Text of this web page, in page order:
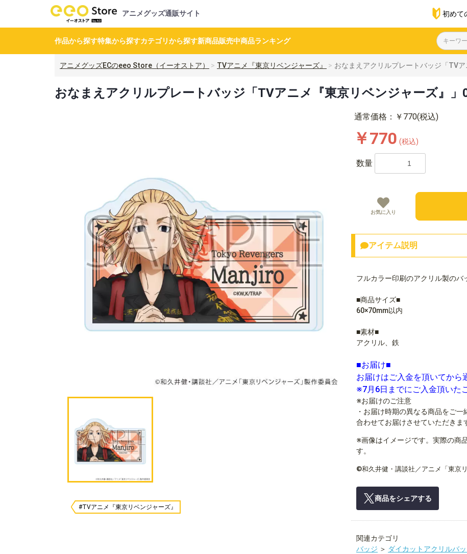
アニメグッズ通販サイト 初めて
作品から探す特集から探すカテゴリから探す新商品販売中商品ランキング
アニメグッズECのeeo Store（イーオストア） TVアニメ『東京リベンジャーズ』 おなまえアクリルプレートバッジ「TV
おなまえアクリルプレートバッジ「TVアニメ『東京リベンジャーズ』
#TVアニメ『東京リベンジャーズ』
通常価格：￥770(税込)
￥770 (税込)
お気に入り
数量
アイテム説明
フルカラー印刷のアクリル製のバ
■商品サイズ■
60×70mm以内
■素材■
アクリル、鉄
■お届け■
お届けはご入金を頂いてから
※7月6日までにご入金頂いた
※お届けのご注意
・お届け時期の異なる商品をご
合わせてお届けさせていただきま
※画像はイメージです。実際の商
す。
©和久井健・講談社／アニメ「東京
商品をシェアする
関連カテゴリ
バッジ ＞ ダイカットアクリルバ